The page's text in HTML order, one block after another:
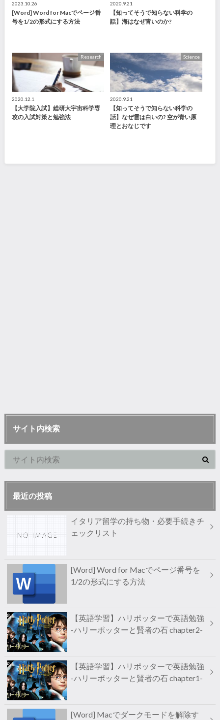
2023.10.26
[Word] Word for Macでページ番
号を1/2の形式にする方法
2020.9.21
【知ってそうで知らない科学の
話】海はなぜ青いのか?
Research
2020.12.1
【大学院入試】総研大宇宙科学専
攻の入試対策と勉強法
Science
2020.9.21
【知ってそうで知らない科学の
話】なぜ雲は白いの? 空が青い原
理とおなじです
サイト内検索
最近の投稿
イタリア留学の持ち物・必要手続きチ
ェックリスト
[Word] Word for Macでページ番号を
1/2の形式にする方法
【英語学習】ハリポッターで英語勉強
-ハリーポッターと賢者の石 chapter2-
【英語学習】ハリポッターで英語勉強
-ハリーポッターと賢者の石 chapter1-
[Word] Macでダークモードを解除す